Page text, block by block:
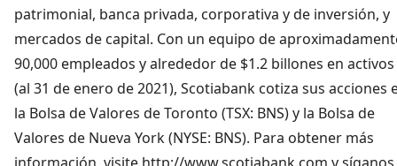
patrimonial, banca privada, corporativa y de inversión, y
mercados de capital. Con un equipo de
90,000 empleados y alrededor de $1.2 billones en activos
(al 31 de enero de 2021), Scotiabank cotiza sus acciones
la Bolsa de Valores de Toronto (TSX: BNS) y la Bolsa de
Valores de Nueva York (NYSE: BNS). Para obtener más